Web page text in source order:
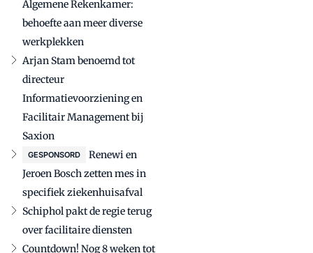
Algemene Rekenkamer:
behoefte aan meer diverse
werkplekken
Arjan Stam benoemd tot
directeur
Informatievoorziening en
Facilitair Management bij
Saxion
GESPONSORD
Renewi en
Jeroen Bosch zetten mes in
specifiek ziekenhuisafval
Schiphol pakt de regie terug
over facilitaire diensten
Countdown! Nog 8 weken tot